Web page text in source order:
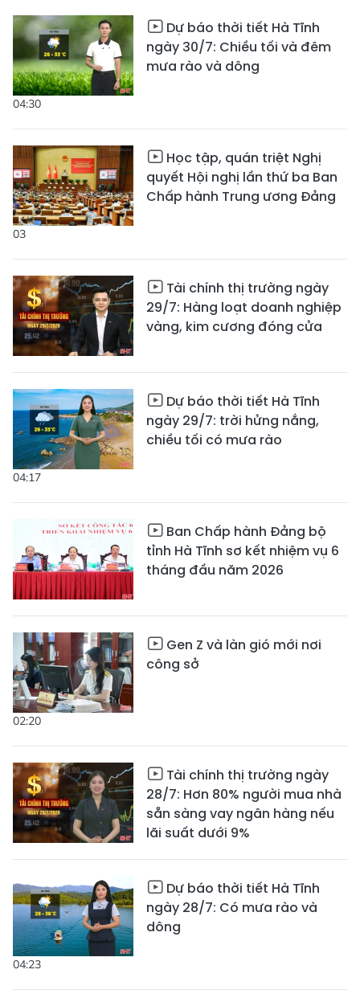
04:30
Dự báo thời tiết Hà Tĩnh
ngày 30/7: Chiều tối và đêm
mưa rào và dông
03
Học tập, quán triệt Nghị
quyết Hội nghị lần thứ ba Ban
Chấp hành Trung ương Đảng
Tài chính thị trường ngày
29/7: Hàng loạt doanh nghiệp
vàng, kim cương đóng cửa
04:17
Dự báo thời tiết Hà Tĩnh
ngày 29/7: trời hửng nắng,
chiều tối có mưa rào
Ban Chấp hành Đảng bộ
tỉnh Hà Tĩnh sơ kết nhiệm vụ 6
tháng đầu năm 2026
02:20
Gen Z và làn gió mới nơi
công sở
Tài chính thị trường ngày
28/7: Hơn 80% người mua nhà
sẵn sàng vay ngân hàng nếu
lãi suất dưới 9%
04:23
Dự báo thời tiết Hà Tĩnh
ngày 28/7: Có mưa rào và
dông